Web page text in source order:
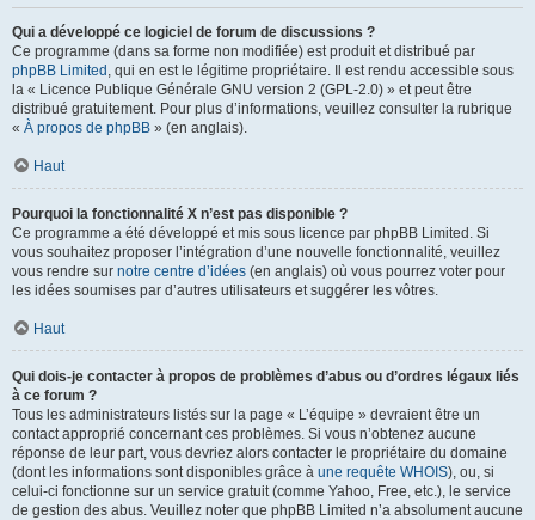
Qui a développé ce logiciel de forum de discussions ?
Ce programme (dans sa forme non modifiée) est produit et distribué par
phpBB Limited , qui en est le légitime propriétaire. Il est rendu accessible sous
la « Licence Publique Générale GNU version 2 (GPL-2.0) » et peut être
distribué gratuitement. Pour plus d’informations, veuillez consulter la rubrique
« À propos de phpBB » (en anglais).
Haut
Pourquoi la fonctionnalité X n’est pas disponible ?
Ce programme a été développé et mis sous licence par phpBB Limited. Si
vous souhaitez proposer l’intégration d’une nouvelle fonctionnalité, veuillez
vous rendre sur notre centre d’idées (en anglais) où vous pourrez voter pour
les idées soumises par d’autres utilisateurs et suggérer les vôtres.
Haut
Qui dois-je contacter à propos de problèmes d’abus ou d’ordres légaux liés
à ce forum ?
Tous les administrateurs listés sur la page « L’équipe » devraient être un
contact approprié concernant ces problèmes. Si vous n’obtenez aucune
réponse de leur part, vous devriez alors contacter le propriétaire du domaine
(dont les informations sont disponibles grâce à une requête WHOIS), ou, si
celui-ci fonctionne sur un service gratuit (comme Yahoo, Free, etc.), le service
de gestion des abus. Veuillez noter que phpBB Limited n’a absolument aucune